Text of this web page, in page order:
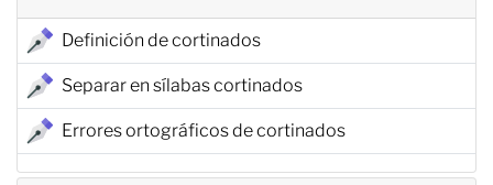
Definición de cortinados
Separar en sílabas cortinados
Errores ortográficos de cortinados